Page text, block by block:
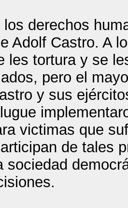
los derechos
Adolf Castro. A
les tortura y se
pero el
y sus
victimas que
de tales
sociedad